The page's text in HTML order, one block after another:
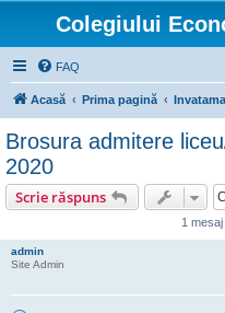
Colegiului
FAQ
Acasă Prima pagină
Brosura admitere
2020
Scrie răspuns
1 mesaj
admin
Site Admin